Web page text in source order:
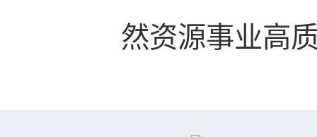
然资源事业高